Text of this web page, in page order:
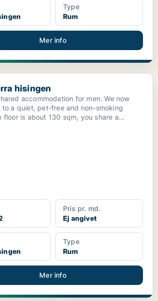
Type
Rum
Mer info
hisingen
accommodation for men. We now
to a quiet, pet-free and non-smoking
floor is about 130 sqm, you share a
Pris pr. md.
Ej angivet
Type
Rum
Mer info